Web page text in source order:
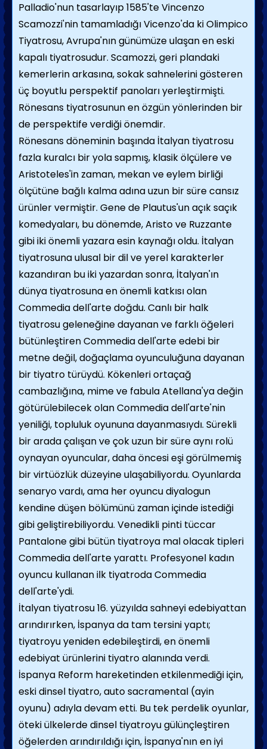
Palladio'nun tasarlayıp 1585'te Vincenzo
Scamozzi'nin tamamladığı Vicenzo'da ki Olimpico
Tiyatrosu, Avrupa'nın günümüze ulaşan en eski
kapalı tiyatrosudur. Scamozzi, geri plandaki
kemerlerin arkasına, sokak sahnelerini gösteren
üç boyutlu perspektif panoları yerleştirmişti.
Rönesans tiyatrosunun en özgün yönlerinden bir
de perspektife verdiği önemdir.
Rönesans döneminin başında İtalyan tiyatrosu
fazla kuralcı bir yola sapmış, klasik ölçülere ve
Aristoteles'in zaman, mekan ve eylem birliği
ölçütüne bağlı kalma adına uzun bir süre cansız
ürünler vermiştir. Gene de Plautus'un açık saçık
komedyaları, bu dönemde, Aristo ve Ruzzante
gibi iki önemli yazara esin kaynağı oldu. İtalyan
tiyatrosuna ulusal bir dil ve yerel karakterler
kazandıran bu iki yazardan sonra, İtalyan'ın
dünya tiyatrosuna en önemli katkısı olan
Commedia dell'arte doğdu. Canlı bir halk
tiyatrosu geleneğine dayanan ve farklı öğeleri
bütünleştiren Commedia dell'arte edebi bir
metne değil, doğaçlama oyunculuğuna dayanan
bir tiyatro türüydü. Kökenleri ortaçağ
cambazlığına, mime ve fabula Atellana'ya değin
götürülebilecek olan Commedia dell'arte'nin
yeniliği, topluluk oyununa dayanmasıydı. Sürekli
bir arada çalışan ve çok uzun bir süre aynı rolü
oynayan oyuncular, daha öncesi eşi görülmemiş
bir virtüözlük düzeyine ulaşabiliyordu. Oyunlarda
senaryo vardı, ama her oyuncu diyalogun
kendine düşen bölümünü zaman içinde istediği
gibi geliştirebiliyordu. Venedikli pinti tüccar
Pantalone gibi bütün tiyatroya mal olacak tipleri
Commedia dell'arte yarattı. Profesyonel kadın
oyuncu kullanan ilk tiyatroda Commedia
dell'arte'ydi.
İtalyan tiyatrosu 16. yüzyılda sahneyi edebiyattan
arındırırken, İspanya da tam tersini yaptı;
tiyatroyu yeniden edebileştirdi, en önemli
edebiyat ürünlerini tiyatro alanında verdi.
İspanya Reform hareketinden etkilenmediği için,
eski dinsel tiyatro, auto sacramental (ayin
oyunu) adıyla devam etti. Bu tek perdelik oyunlar,
öteki ülkelerde dinsel tiyatroyu gülünçleştiren
öğelerden arındırıldığı için, İspanya'nın en iyi